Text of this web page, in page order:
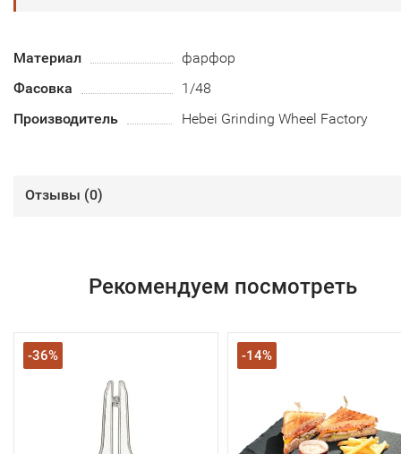
Материал
фарфор
Фасовка
1/48
Производитель
Hebei Grinding Wheel Factory
Отзывы (0)
Рекомендуем посмотреть
-36% -14%